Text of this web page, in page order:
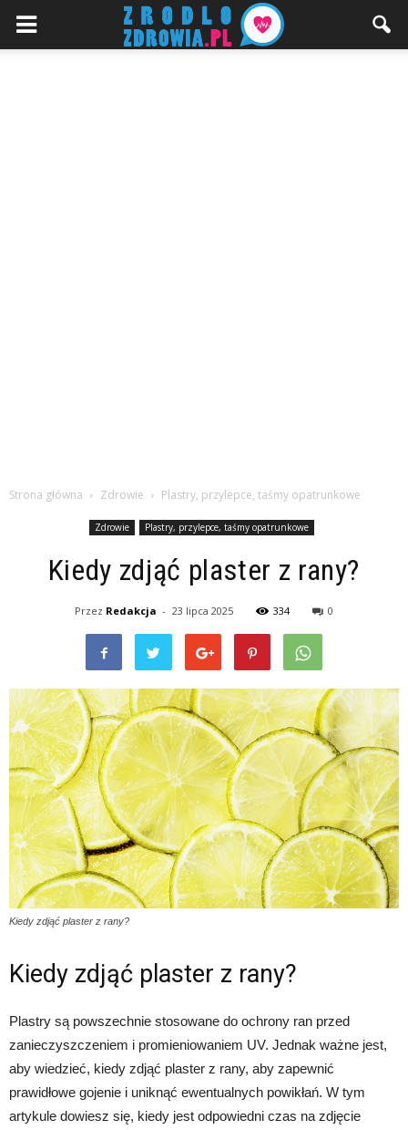
Strona główna Zdrowie Plastry, przylepce, taśmy opatrunkowe
Zdrowie Plastry, przylepce, taśmy opatrunkowe
Kiedy zdjąć plaster z rany?
Przez Redakcja - 23 lipca 2025 334 0
Kiedy zdjąć plaster z rany?
Kiedy zdjąć plaster z rany?
Plastry są powszechnie stosowane do ochrony ran przed
zanieczyszczeniem i promieniowaniem UV. Jednak ważne jest,
aby wiedzieć, kiedy zdjąć plaster z rany, aby zapewnić
prawidłowe gojenie i uniknąć ewentualnych powikłań. W tym
artykule dowiesz się, kiedy jest odpowiedni czas na zdjęcie